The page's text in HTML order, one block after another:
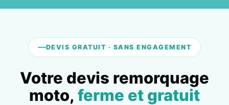
DEVIS GRATUIT · SANS ENGAGEMENT
Votre devis remorquage
moto, ferme et gratuit